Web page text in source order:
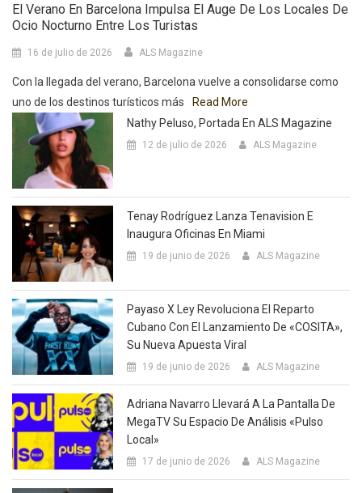
El Verano En Barcelona Impulsa El Auge De Los Locales De
Ocio Nocturno Entre Los Turistas
16 de julio de 2026 ALS Magazine
Con la llegada del verano, Barcelona vuelve a consolidarse como
uno de los destinos turísticos más
Read More
Nathy Peluso, Portada En ALS Magazine
12 de julio de 2026 ALS Magazine
Tenay Rodríguez Lanza Tenavision E
Inaugura Oficinas En Miami
19 de junio de 2026 ALS Magazine
Payaso X Ley Revoluciona El Reparto
Cubano Con El Lanzamiento De «COSITA»,
Su Nueva Apuesta Viral
19 de junio de 2026 ALS Magazine
Adriana Navarro Llevará A La Pantalla De
MegaTV Su Espacio De Análisis «Pulso
Local»
17 de junio de 2026 ALS Magazine